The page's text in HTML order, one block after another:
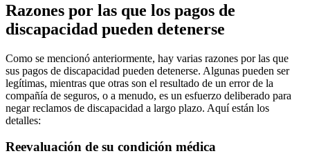
Razones por las que los pagos de
discapacidad pueden detenerse
Como se mencionó anteriormente, hay varias razones por las que
sus pagos de discapacidad pueden detenerse. Algunas pueden ser
legítimas, mientras que otras son el resultado de un error de la
compañía de seguros, o a menudo, es un esfuerzo deliberado para
negar reclamos de discapacidad a largo plazo. Aquí están los
detalles:
Reevaluación de su condición médica